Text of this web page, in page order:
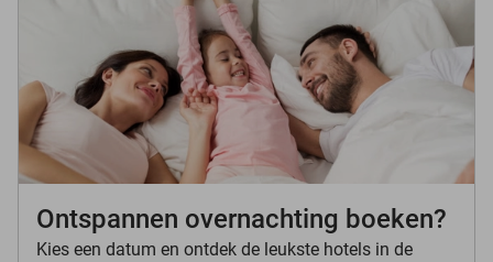
Ontspannen overnachting boeken?
Kies een datum en ontdek de leukste hotels in de